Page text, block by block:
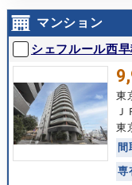
マンション
シェフルール西
東
Ｊ
東
間
専